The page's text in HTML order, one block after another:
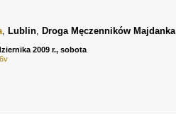
, Lublin, Droga Męczenników Majdanka
2009 r., sobota